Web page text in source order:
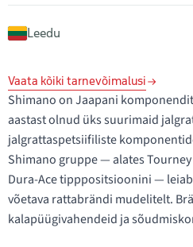
Leedu
Vaata kõiki tarnevõimalusi
Shimano on Jaapani
aastast olnud üks suurimaid
jalgrattaspetsiifiliste
Shimano gruppe — alates
Dura-Ace tipppositsioonini —
võetava rattabrändi mudelitelt.
kalapüügivahendeid ja